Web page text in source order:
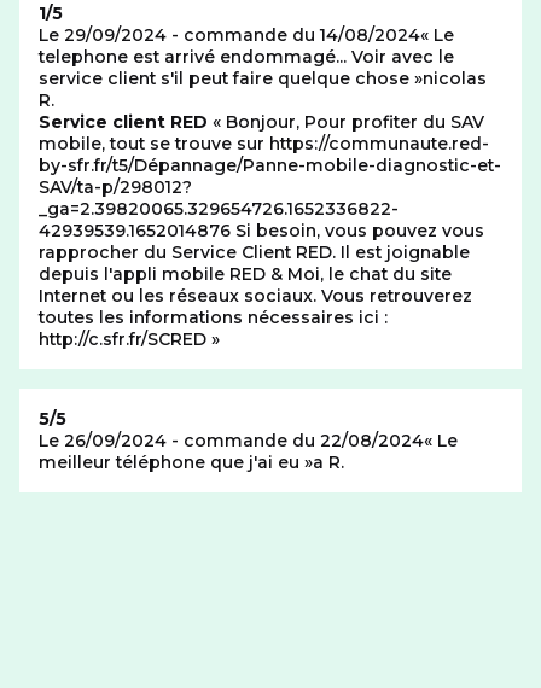
Note de
1/5
Le 29/09/2024 - commande du 14/08/2024
Le
telephone est arrivé endommagé... Voir avec le
service client s'il peut faire quelque chose
nicolas
R.
Réponse au commentaire précédant
Service client RED
Bonjour, Pour profiter du SAV
mobile, tout se trouve sur https://communaute.red-
by-sfr.fr/t5/Dépannage/Panne-mobile-diagnostic-et-
SAV/ta-p/298012?
_ga=2.39820065.329654726.1652336822-
42939539.1652014876 Si besoin, vous pouvez vous
rapprocher du Service Client RED. Il est joignable
depuis l'appli mobile RED & Moi, le chat du site
Internet ou les réseaux sociaux. Vous retrouverez
toutes les informations nécessaires ici :
http://c.sfr.fr/SCRED
Note de
5/5
Le 26/09/2024 - commande du 22/08/2024
Le
meilleur téléphone que j'ai eu
a R.